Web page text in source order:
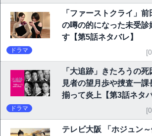
「ファーストクライ」
の噂の的になった未受診
す【第5話ネタバレ】
ドラマ
「大追跡」きたろうの
見者の望月歩や捜査一
揃って炎上【第3話ネタ
ドラマ
テレビ大阪 「ホジュン～